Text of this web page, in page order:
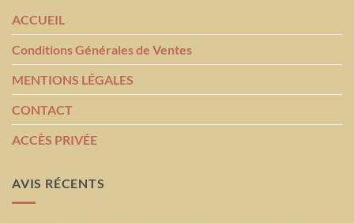
ACCUEIL
Conditions Générales de Ventes
MENTIONS LÉGALES
CONTACT
ACCÈS PRIVÉE
AVIS RÉCENTS